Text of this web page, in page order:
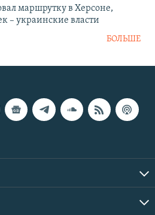
маршрутку в Херсоне,
– украинские власти
БОЛЬШЕ